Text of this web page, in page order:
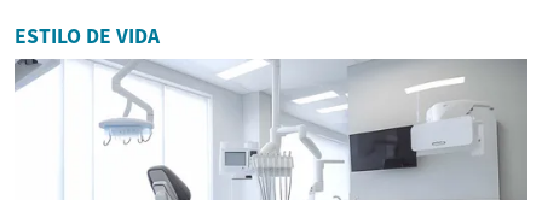
ESTILO DE VIDA